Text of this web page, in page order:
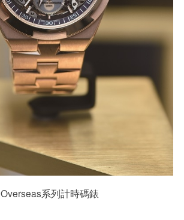
Overseas系列計時碼錶